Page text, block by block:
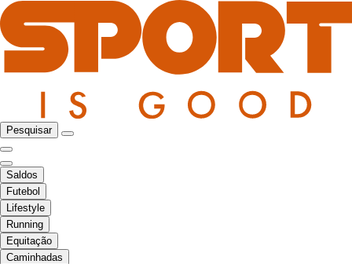
Pesquisar
Saldos
Futebol
Lifestyle
Running
Equitação
Caminhadas